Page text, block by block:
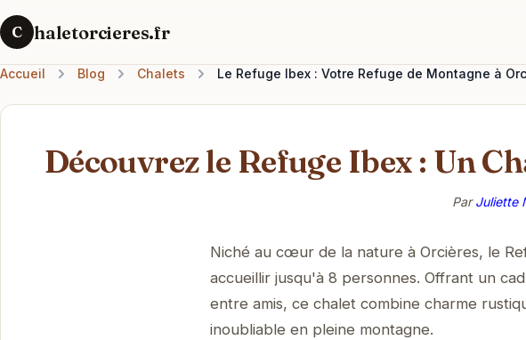
C haletorcieres.fr
Accueil Blog Chalets Le Refuge Ibex : Votre Refuge de Montagne à
Découvrez le Refuge Ibex : Un
ParJuliette
Niché au cœur de la nature à Orcières, le
accueillir jusqu'à 8 personnes. Offrant un
entre amis, ce chalet combine charme
inoubliable en pleine montagne.